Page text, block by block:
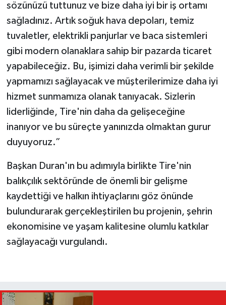
sözünüzü tuttunuz ve bize daha iyi bir iş ortamı
sağladınız. Artık soğuk hava depoları, temiz
tuvaletler, elektrikli panjurlar ve baca sistemleri
gibi modern olanaklara sahip bir pazarda ticaret
yapabileceğiz. Bu, işimizi daha verimli bir şekilde
yapmamızı sağlayacak ve müşterilerimize daha iyi
hizmet sunmamıza olanak tanıyacak. Sizlerin
liderliğinde, Tire'nin daha da gelişeceğine
inanıyor ve bu süreçte yanınızda olmaktan gurur
duyuyoruz.”
Başkan Duran'ın bu adımıyla birlikte Tire'nin
balıkçılık sektöründe de önemli bir gelişme
kaydettiği ve halkın ihtiyaçlarını göz önünde
bulundurarak gerçekleştirilen bu projenin, şehrin
ekonomisine ve yaşam kalitesine olumlu katkılar
sağlayacağı vurgulandı.